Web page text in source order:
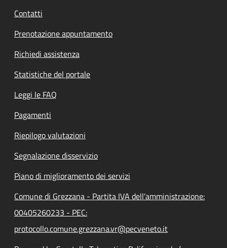
Contatti
Prenotazione appuntamento
Richiedi assistenza
Statistiche del portale
Leggi le FAQ
Pagamenti
Riepilogo valutazioni
Segnalazione disservizio
Piano di miglioramento dei servizi
Comune di Grezzana - Partita IVA dell'amministrazione:
00405260233 - PEC:
protocollo.comune.grezzana.vr@pecveneto.it